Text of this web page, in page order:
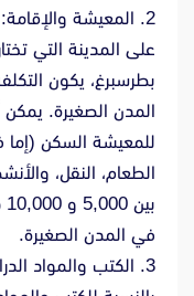
2. المعيشة
على المدينة التي
بطرسبرغ، يكون
المدن الصغيرة. يمكن
للمعيشة السكن
الطعام، النقل،
في المدن الصغيرة.
3. الكتب والمواد